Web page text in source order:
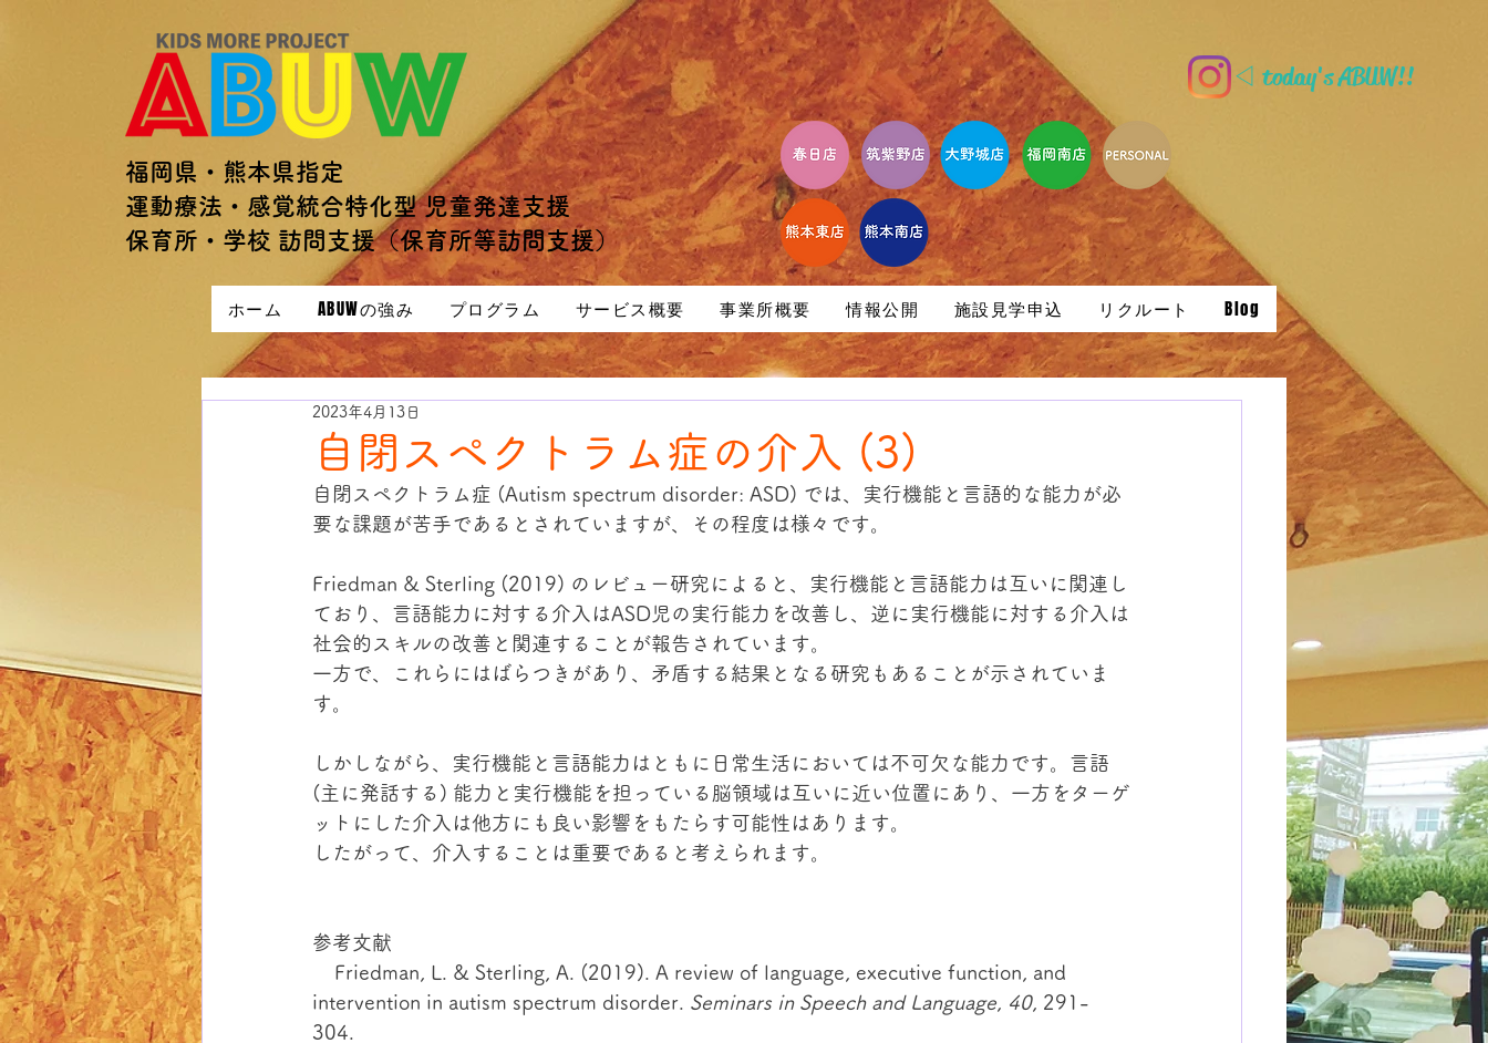
福岡県・熊本県指定
運動療法・感覚統合特化型 児童発達支援
保育所・学校 訪問支援（保育所等訪問支援）
◁ today's ABUW!!
ホーム ABUWの強み プログラム サービス概要 事業所概要 情報公開 施設見学申込 リクルート Blog
自閉スペクトラム症の介入 (3)
2023年4月13日
自閉スペクトラム症 (Autism spectrum disorder: ASD) では、実行機能と言語的な能力が必
要な課題が苦手であるとされていますが、その程度は様々です。
Friedman & Sterling (2019) のレビュー研究によると、実行機能と言語能力は互いに関連し
ており、言語能力に対する介入はASD児の実行能力を改善し、逆に実行機能に対する介入は
社会的スキルの改善と関連することが報告されています。
一方で、これらにはばらつきがあり、矛盾する結果となる研究もあることが示されていま
す。
しかしながら、実行機能と言語能力はともに日常生活においては不可欠な能力です。言語
(主に発話する) 能力と実行機能を担っている脳領域は互いに近い位置にあり、一方をターゲ
ットにした介入は他方にも良い影響をもたらす可能性はあります。
したがって、介入することは重要であると考えられます。
参考文献
intervention in autism spectrum disorder. Seminars in Speech and Language 40, 291-
304.